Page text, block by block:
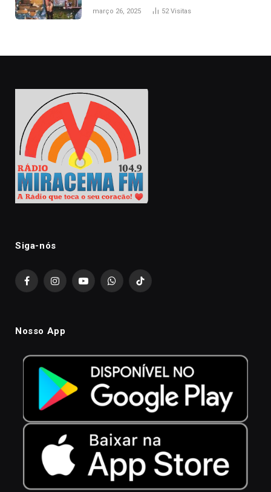
naturais’
março 26, 2025 52Visitas
Siga-nós
FacebookInstagramYouTubeWhatsAppTikTok
Nosso App